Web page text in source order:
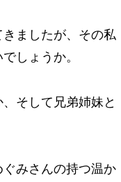
ましたが、その私
しょうか。
そして兄弟姉妹と
みさんの持つ温か